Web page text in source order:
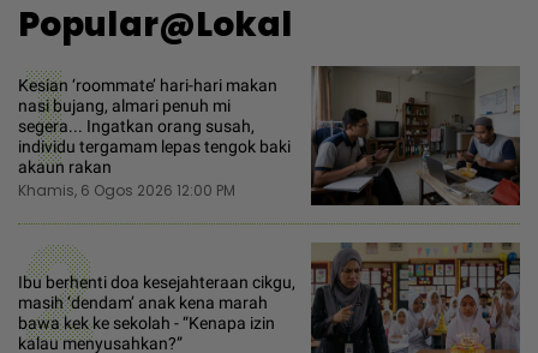
Popular@Lokal
1
Kesian ‘roommate’ hari-hari makan
nasi bujang, almari penuh mi
segera... Ingatkan orang susah,
individu tergamam lepas tengok baki
akaun rakan
Khamis, 6 Ogos 2026 12:00 PM
2
Ibu berhenti doa kesejahteraan cikgu,
masih ‘dendam’ anak kena marah
bawa kek ke sekolah - “Kenapa izin
kalau menyusahkan?”